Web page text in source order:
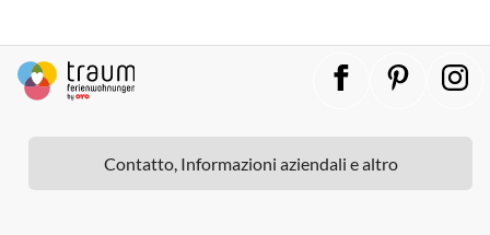
Contatto, Informazioni aziendali e altro